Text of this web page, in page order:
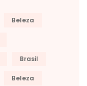
Beleza
Brasil
Beleza